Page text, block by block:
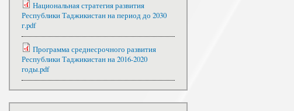
Национальная стратегия развития
Республики Таджикистан на период до 2030
г.pdf
Программа среднесрочного развития
Республики Таджикистан на 2016-2020
годы.pdf